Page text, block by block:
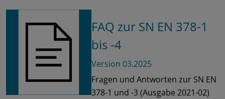
FAQ zur SN EN 378-1
bis -4
Version 03.2025
Fragen und Antworten zur SN EN
378-1 und -3 (Ausgabe 2021-02)